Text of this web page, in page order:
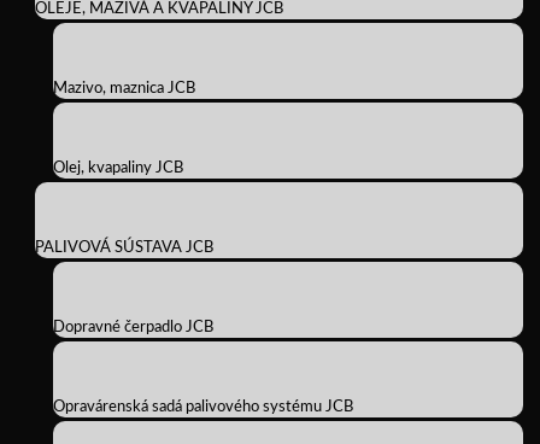
OLEJE, MAZIVÁ A KVAPALINY JCB
Mazivo, maznica JCB
Olej, kvapaliny JCB
PALIVOVÁ SÚSTAVA JCB
Dopravné čerpadlo JCB
Opravárenská sadá palivového systému JCB